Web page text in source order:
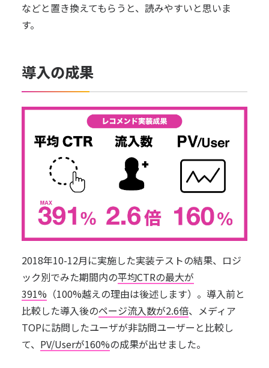
などと置き換えてもらうと、読みやすいと思いま
す。
導入の成果
2018年10-12月に実施した実装テストの結果、ロジ
ック別でみた期間内の平均CTRの最大が
391% （100%越えの理由は後述します）。導入前と
比較した導入後のページ流入数が2.6倍、メディア
TOPに訪問したユーザが非訪問ユーザーと比較し
て、 PV/Userが160%の成果が出せました。